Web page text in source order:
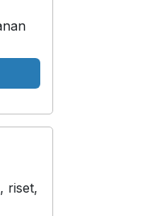
riset,